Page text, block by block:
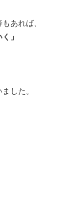
あれば、
」
した。